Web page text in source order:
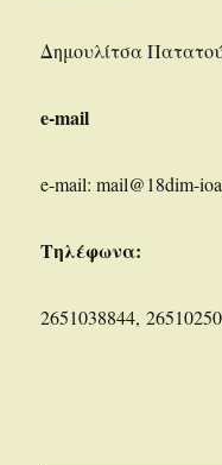
Δημουλίτσα
e-mail
e-mail: mail@18dim-
Τηλέφωνα:
2651038844,